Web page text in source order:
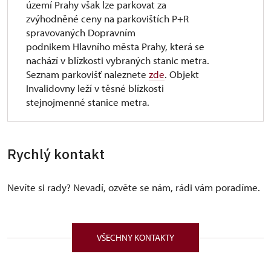
území Prahy však lze parkovat za
zvýhodněné ceny na parkovištích P+R
spravovaných Dopravním
podnikem Hlavního města Prahy, která se
nachází v blízkosti vybraných stanic metra.
Seznam parkovišť naleznete zde. Objekt
Invalidovny leží v těsné blízkosti
stejnojmenné stanice metra.
Rychlý kontakt
Nevíte si rady? Nevadí, ozvěte se nám, rádi vám poradíme.
VŠECHNY KONTAKTY